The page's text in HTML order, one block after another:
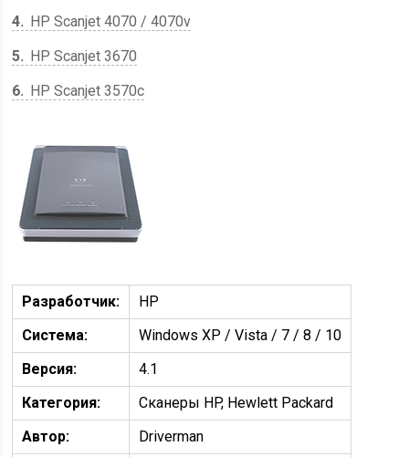
4
HP Scanjet 4070 / 4070v
5
HP Scanjet 3670
6
HP Scanjet 3570c
Разработчик:
HP
Система:
Windows XP / Vista / 7 / 8 / 10
Версия:
4.1
Категория:
Сканеры HP, Hewlett Packard
Автор:
Driverman